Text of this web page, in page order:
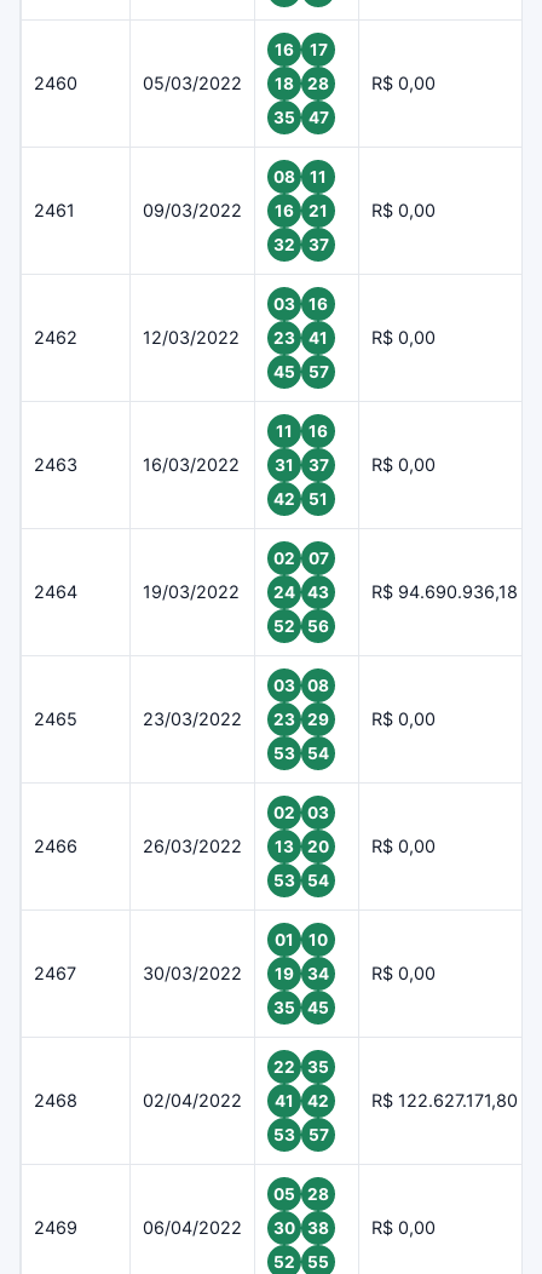
2460 05/03/2022
16
17
18
28
35
47
R$ 0,00
2461 09/03/2022
08
11
16
21
32
37
R$ 0,00
2462 12/03/2022
03
16
23
41
45
57
R$ 0,00
2463 16/03/2022
11
16
31
37
42
51
R$ 0,00
2464 19/03/2022
02
07
24
43
52
56
R$ 94.690.936,18
2465 23/03/2022
03
08
23
29
53
54
R$ 0,00
2466 26/03/2022
02
03
13
20
53
54
R$ 0,00
2467 30/03/2022
01
10
19
34
35
45
R$ 0,00
2468 02/04/2022
22
35
41
42
53
57
R$ 122.627.171,80
2469 06/04/2022
05
28
30
38
52
55
R$ 0,00